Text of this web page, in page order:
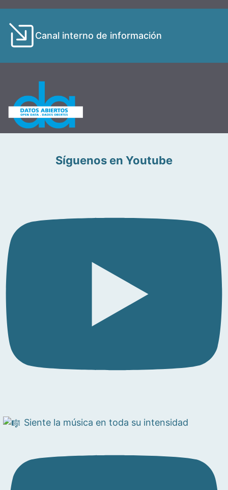
Canal interno de información
Síguenos en Youtube
Siente la música en toda su intensidad